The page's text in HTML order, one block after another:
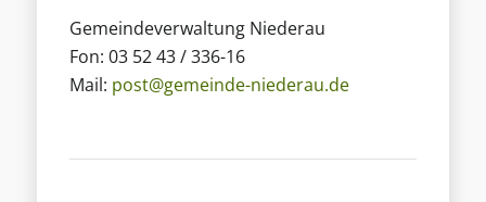
Gemeindeverwaltung Niederau
Fon: 03 52 43 / 336-16
Mail: post@gemeinde-niederau.de